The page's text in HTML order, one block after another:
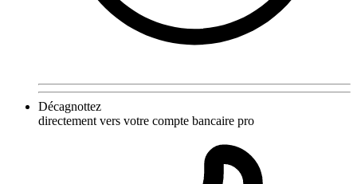
Décagnottez
directement vers votre compte bancaire pro